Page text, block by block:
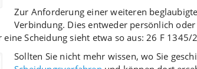
Zur Anforderung einer weiteren
Verbindung. Dies entweder persönlich
eine Scheidung sieht etwa so aus: 26 F
Sollten Sie nicht mehr wissen, wo Sie